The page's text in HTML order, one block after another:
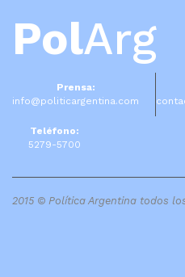
PolArg
Prensa:
info@politicargentina.com
Teléfono:
5279-5700
2015 © Política Argentina todos